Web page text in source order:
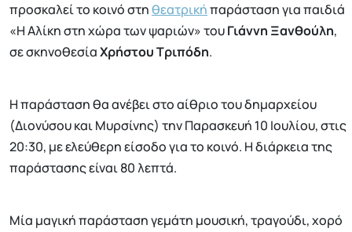
προσκαλεί το κοινό στηθεατρικήπαράσταση για παιδιά
«Η Αλίκη στη χώρα των ψαριών» τουΓιάννη Ξανθούλη,
σε σκηνοθεσίαΧρήστου Τριπόδη.
Η παράσταση θα ανέβει στο αίθριο του δημαρχείου
(Διονύσου και Μυρσίνης) την Παρασκευή 10 Ιουλίου, στις
20:30, με ελεύθερη είσοδο για το κοινό. Η διάρκεια της
παράστασης είναι 80 λεπτά.
Μία μαγική παράσταση γεμάτη μουσική, τραγούδι, χορό